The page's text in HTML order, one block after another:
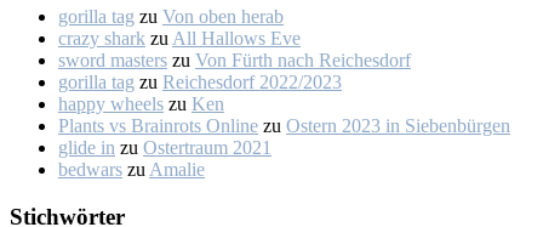
gorilla tag zu Von oben her­ab
crazy shark zu All Hal­lows Eve
sword masters zu Von Fürth nach Rei­ches­dorf
gorilla tag zu Rei­ches­dorf 2022/2023
happy wheels zu Ken
Plants vs Brainrots Online zu Os­tern 2023 in Sie­ben­bür­gen
glide in zu Os­ter­traum 2021
bedwars zu Ama­lie
Stich­wör­ter